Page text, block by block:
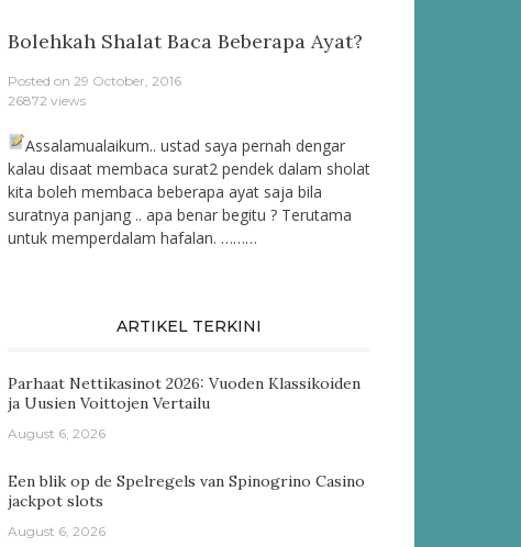
Bolehkah Shalat Baca Beberapa Ayat?
Posted on 29 October, 2016
26872 views
Assalamualaikum.. ustad saya pernah dengar
kalau disaat membaca surat2 pendek dalam sholat
kita boleh membaca beberapa ayat saja bila
suratnya panjang .. apa benar begitu ? Terutama
untuk memperdalam hafalan. ………
ARTIKEL TERKINI
Parhaat Nettikasinot 2026: Vuoden Klassikoiden
ja Uusien Voittojen Vertailu
August 6, 2026
Een blik op de Spelregels van Spinogrino Casino
jackpot slots
August 6, 2026